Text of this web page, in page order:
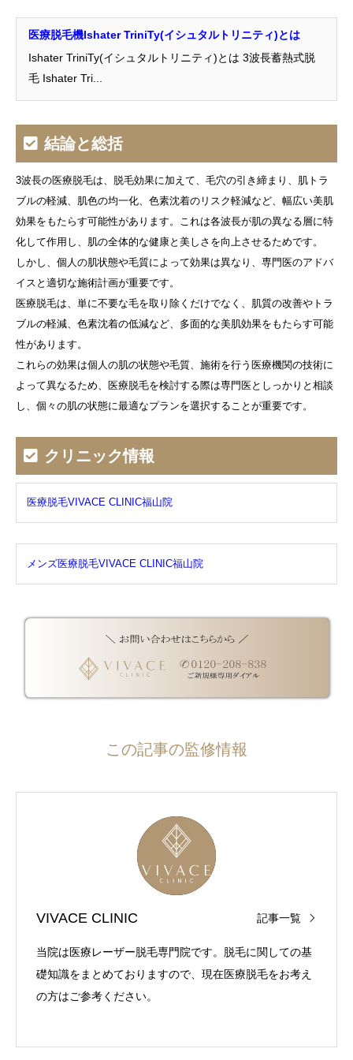
医療脱毛機Ishater TriniTy(イシュタルトリニティ)とは
Ishater TriniTy(イシュタルトリニティ)とは 3波長蓄熱式脱
毛 Ishater Tri...
結論と総括
3波長の医療脱毛は、脱毛効果に加えて、毛穴の引き締まり、肌トラ
ブルの軽減、肌色の均一化、色素沈着のリスク軽減など、幅広い美肌
効果をもたらす可能性があります。これは各波長が肌の異なる層に特
化して作用し、肌の全体的な健康と美しさを向上させるためです。
しかし、個人の肌状態や毛質によって効果は異なり、専門医のアドバ
イスと適切な施術計画が重要です。
医療脱毛は、単に不要な毛を取り除くだけでなく、肌質の改善やトラ
ブルの軽減、色素沈着の低減など、多面的な美肌効果をもたらす可能
性があります。
これらの効果は個人の肌の状態や毛質、施術を行う医療機関の技術に
よって異なるため、医療脱毛を検討する際は専門医としっかりと相談
し、個々の肌の状態に最適なプランを選択することが重要です。
クリニック情報
医療脱毛VIVACE CLINIC福山院
メンズ医療脱毛VIVACE CLINIC福山院
この記事の監修情報
VIVACE CLINIC 記事一覧
当院は医療レーザー脱毛専門院です。脱毛に関しての基
礎知識をまとめておりますので、現在医療脱毛をお考え
の方はご参考ください。